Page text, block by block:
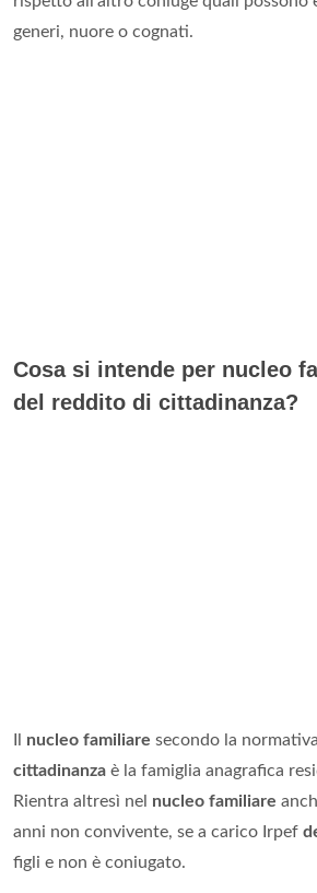
generi, nuore o cognati.
Cosa si intende per nucleo
del reddito di cittadinanza?
nucleo familiare secondo la
cittadinanza è la famiglia anagrafica
Rientra altresì nel nucleo familiare
anni non convivente, se a carico Irpef
figli e non è coniugato.